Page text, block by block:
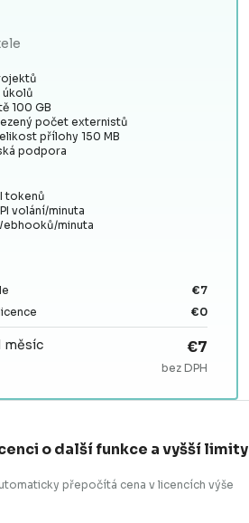
100 GB
počet externistů
přílohy 150 MB
podpora
tokenů
volání/minuta
minuta
€7
€0
měsíc €7
bez DPH
o další funkce a vyšší limity
přepočítá cena v licencích výše